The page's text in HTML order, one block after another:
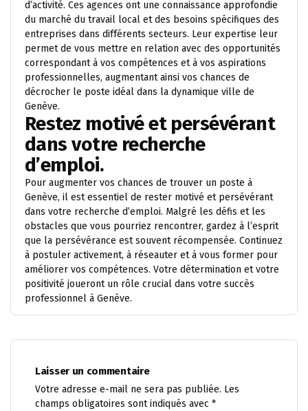
d’activité. Ces agences ont une connaissance approfondie
du marché du travail local et des besoins spécifiques des
entreprises dans différents secteurs. Leur expertise leur
permet de vous mettre en relation avec des opportunités
correspondant à vos compétences et à vos aspirations
professionnelles, augmentant ainsi vos chances de
décrocher le poste idéal dans la dynamique ville de
Genève.
Restez motivé et persévérant
dans votre recherche
d’emploi.
Pour augmenter vos chances de trouver un poste à
Genève, il est essentiel de rester motivé et persévérant
dans votre recherche d’emploi. Malgré les défis et les
obstacles que vous pourriez rencontrer, gardez à l’esprit
que la persévérance est souvent récompensée. Continuez
à postuler activement, à réseauter et à vous former pour
améliorer vos compétences. Votre détermination et votre
positivité joueront un rôle crucial dans votre succès
professionnel à Genève.
Laisser un commentaire
Votre adresse e-mail ne sera pas publiée. Les
champs obligatoires sont indiqués avec *